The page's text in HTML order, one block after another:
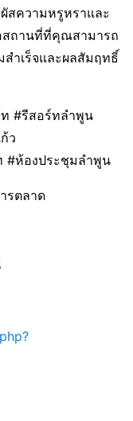
สความหรูหราและ
สถานที่ที่คุณสามารถ
ำเร็จและผลสัมฤทธิ์
#รีสอร์ทลำพูน
ว
#ห้องประชุมลำพูน
รตลาด